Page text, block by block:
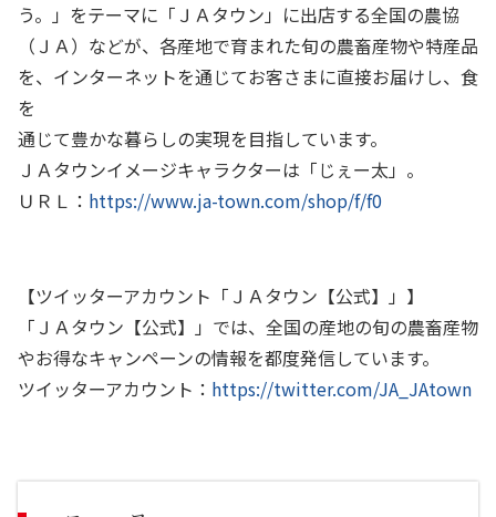
う。」をテーマに「ＪＡタウン」に出店する全国の農協
（ＪＡ）などが、各産地で育まれた旬の農畜産物や特産品
を、インターネットを通じてお客さまに直接お届けし、食
を
通じて豊かな暮らしの実現を目指しています。
ＪＡタウンイメージキャラクターは「じぇー太」。
ＵＲＬ： https://www.ja-town.com/shop/f/f0
【ツイッターアカウント「ＪＡタウン【公式】」】
「ＪＡタウン【公式】」では、全国の産地の旬の農畜産物
やお得なキャンペーンの情報を都度発信しています。
ツイッターアカウント： https://twitter.com/JA_JAtown